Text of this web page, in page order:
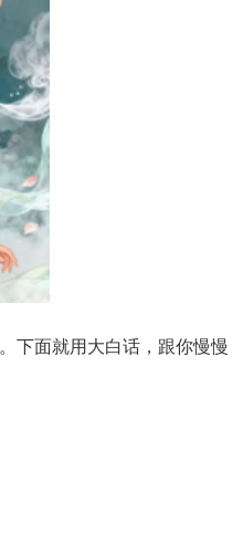
。下面就用大白话，跟你慢慢